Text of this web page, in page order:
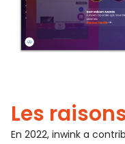
Les
En 2022, inwink a